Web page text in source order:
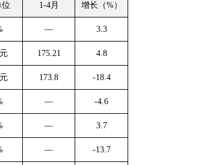
位 1-4月 增长（%）
— 3.3
175.21 4.8
173.8 -18.4
— -4.6
— 3.7
— -13.7